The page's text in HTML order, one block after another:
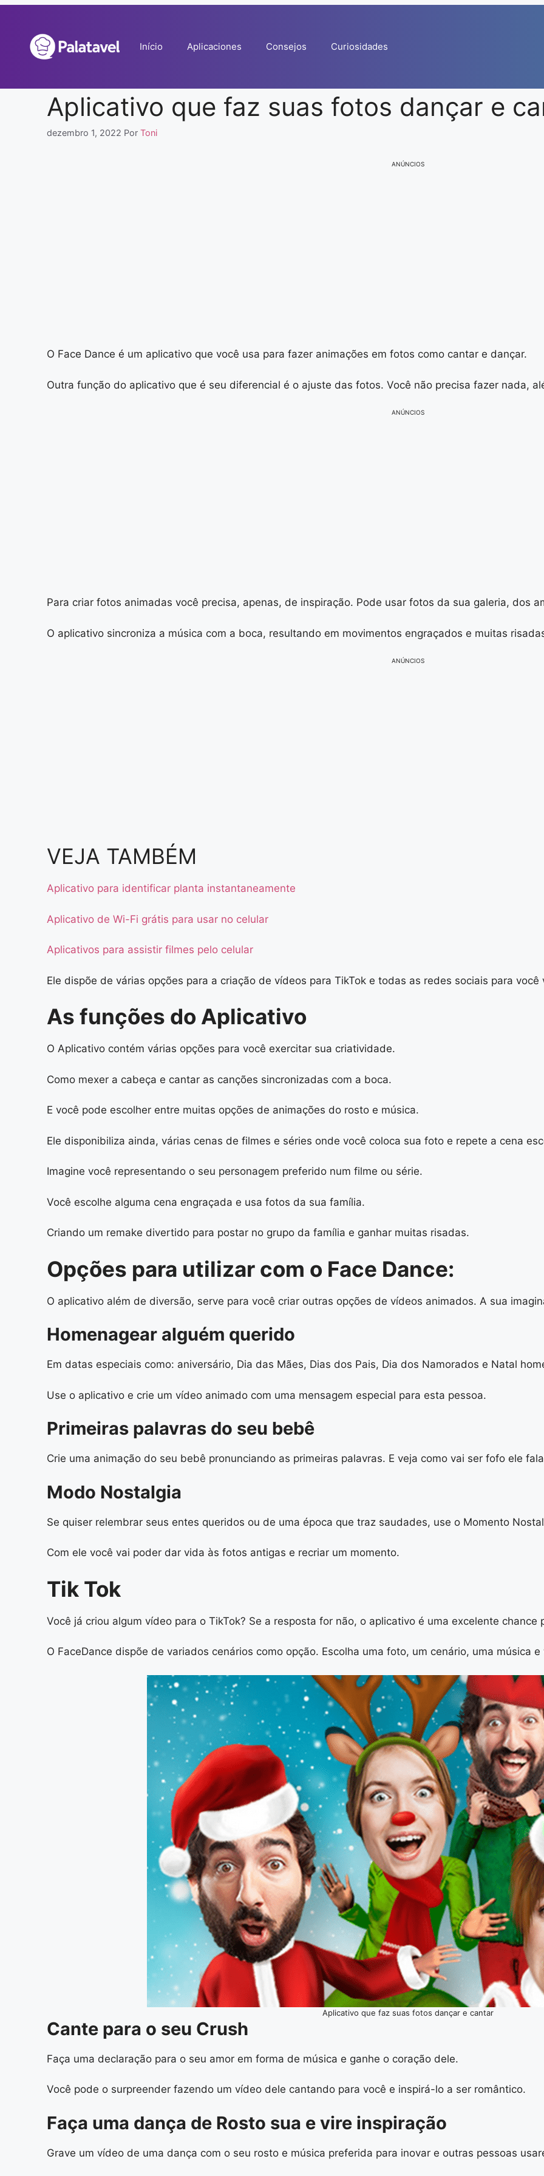
conteúdo
Início Aplicaciones Consejos Curiosidades
Aplicativo que faz suas fotos dançar e
dezembro 1, 2022 Por Toni
ANÚNCIOS
O Face Dance é um aplicativo que você usa para fazer animações em fotos como cantar e dançar.
Outra função do aplicativo que é seu diferencial é o ajuste das fotos. Você não precisa fazer nada,
ANÚNCIOS
Para criar fotos animadas você precisa, apenas, de inspiração. Pode usar fotos da sua galeria, dos
O aplicativo sincroniza a música com a boca, resultando em movimentos engraçados e muitas
ANÚNCIOS
VEJA TAMBÉM
Aplicativo para identificar planta instantaneamente
Aplicativo de Wi-Fi grátis para usar no celular
Aplicativos para assistir filmes pelo celular
Ele dispõe de várias opções para a criação de vídeos para TikTok e todas as redes sociais para você
As funções do Aplicativo
O Aplicativo contém várias opções para você exercitar sua criatividade.
Como mexer a cabeça e cantar as canções sincronizadas com a boca.
E você pode escolher entre muitas opções de animações do rosto e música.
Ele disponibiliza ainda, várias cenas de filmes e séries onde você coloca sua foto e repete a cena
Imagine você representando o seu personagem preferido num filme ou série.
Você escolhe alguma cena engraçada e usa fotos da sua família.
Criando um remake divertido para postar no grupo da família e ganhar muitas risadas.
Opções para utilizar com o Face Dance:
O aplicativo além de diversão, serve para você criar outras opções de vídeos animados. A sua
Homenagear alguém querido
Em datas especiais como: aniversário, Dia das Mães, Dias dos Pais, Dia dos Namorados e Natal
Use o aplicativo e crie um vídeo animado com uma mensagem especial para esta pessoa.
Primeiras palavras do seu bebê
Crie uma animação do seu bebê pronunciando as primeiras palavras. E veja como vai ser fofo ele
Modo Nostalgia
Se quiser relembrar seus entes queridos ou de uma época que traz saudades, use o Momento
Com ele você vai poder dar vida às fotos antigas e recriar um momento.
Tik Tok
Você já criou algum vídeo para o TikTok? Se a resposta for não, o aplicativo é uma excelente chance
O FaceDance dispõe de variados cenários como opção. Escolha uma foto, um cenário, uma música e
Aplicativo que faz suas fotos dançar e cantar
Cante para o seu Crush
Faça uma declaração para o seu amor em forma de música e ganhe o coração dele.
Você pode o surpreender fazendo um vídeo dele cantando para você e inspirá-lo a ser romântico.
Faça uma dança de Rosto sua e vire inspiração
Grave um vídeo de uma dança com o seu rosto e música preferida para inovar e outras pessoas